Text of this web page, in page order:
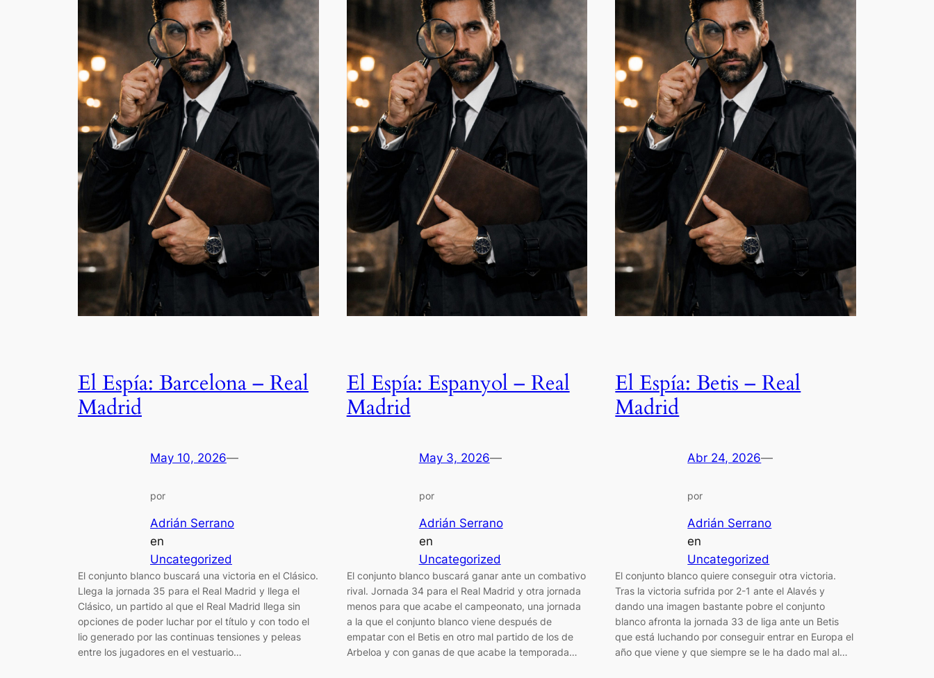
El Espía: Barcelona – Real
Madrid
May 10, 2026—
por
Adrián Serrano
en
Uncategorized
El conjunto blanco buscará una victoria en el Clásico.
Llega la jornada 35 para el Real Madrid y llega el
Clásico, un partido al que el Real Madrid llega sin
opciones de poder luchar por el título y con todo el
lio generado por las continuas tensiones y peleas
entre los jugadores en el vestuario…
El Espía: Espanyol – Real
Madrid
May 3, 2026—
por
Adrián Serrano
en
Uncategorized
El conjunto blanco buscará ganar ante un combativo
rival. Jornada 34 para el Real Madrid y otra jornada
menos para que acabe el campeonato, una jornada
a la que el conjunto blanco viene después de
empatar con el Betis en otro mal partido de los de
Arbeloa y con ganas de que acabe la temporada…
El Espía: Betis – Real
Madrid
Abr 24, 2026—
por
Adrián Serrano
en
Uncategorized
El conjunto blanco quiere conseguir otra victoria.
Tras la victoria sufrida por 2-1 ante el Alavés y
dando una imagen bastante pobre el conjunto
blanco afronta la jornada 33 de liga ante un Betis
que está luchando por conseguir entrar en Europa el
año que viene y que siempre se le ha dado mal al…